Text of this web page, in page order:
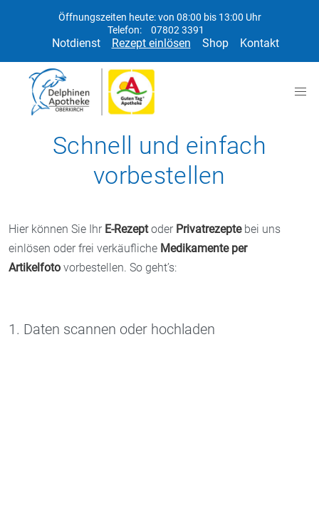
Öffnungszeiten heute: von 08:00 bis 13:00 Uhr
Telefon:
07802 3391
Notdienst Rezept einlösen Shop Kontakt
Schnell und einfach
vorbestellen
Hier können Sie Ihr E-Rezeptoder Privatrezeptebei uns
einlösen oder frei verkäufliche Medikamente per
Artikelfoto vorbestellen. So geht’s:
1. Daten scannen oder hochladen